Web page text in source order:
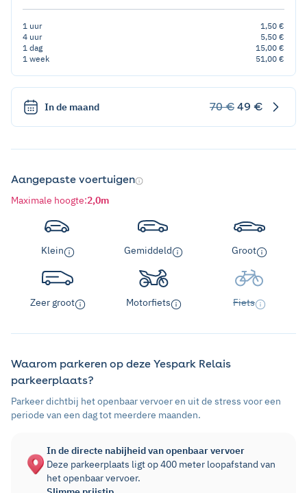
1 uur
1,50 €
4 uur
5,50 €
1 dag
15,00 €
1 week
51,00 €
In de maand 70 € 49 €
Aangepaste voertuigen
Maximale hoogte:2,0m
Klein Gemiddeld Groot
Zeer groot Motorfiets Fiets
Waarom parkeren op deze Yespark Relais
parkeerplaats?
Parkeer dichtbij het openbaar vervoer en uit de stress voor een
periode van een dag tot meerdere maanden.
In de directe nabijheid van openbaar vervoer
Deze parkeerplaats ligt op 400 meter loopafstand van
het openbaar vervoer.